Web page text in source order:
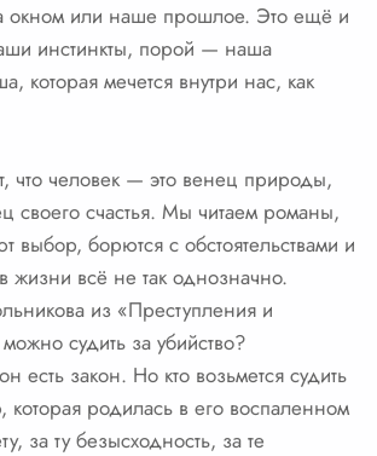
окном или наше прошлое. Это ещё и
инстинкты, порой — наша
которая мечется внутри нас, как
что человек — это венец природы,
своего счастья. Мы читаем романы,
выбор, борются с обстоятельствами и
всё не так однозначно.
из «Преступления и
судить за убийство?
есть закон. Но кто возьмется судить
которая родилась в его воспаленном
за ту безысходность, за те